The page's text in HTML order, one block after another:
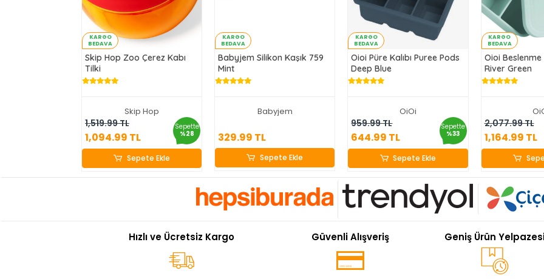
KARGO
BEDAVA
Skip Hop Zoo Çerez Kabı
Tilki
Skip Hop
1,519.99 TL
1,094.99 TL
Sepette
%28
1,094.99 TL
Sepete Ekle
Sepete Ekle
KARGO
BEDAVA
Babyjem Silikon Kaşık 759
Mint
Babyjem
329.99 TL
329.99 TL
Sepete Ekle
Sepete Ekle
KARGO
BEDAVA
Oioi Püre Kalıbı Puree Pods
Deep Blue
OiOi
959.99 TL
644.99 TL
Sepette
%33
644.99 TL
Sepete Ekle
Sepete Ekle
KARGO
BEDAVA
Oioi
River Green
2,077.99 TL
1,164.99 TL
Hızlı ve Ücretsiz Kargo Güvenli Alışveriş Geniş Ürün